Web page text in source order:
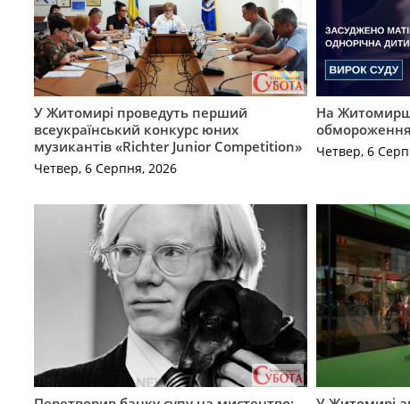
У Житомирі проведуть перший
всеукраїнський конкурс юних
музикантів «Richter Junior Competition»
Четвер, 6 Серпня, 2026
На
Четвер, 6